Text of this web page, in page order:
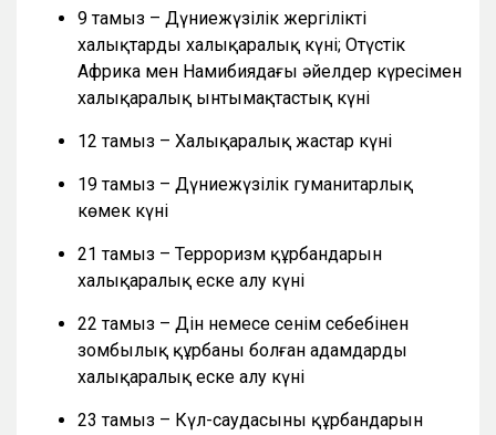
9 тамыз – Дүниежүзілік жергілікті
халықтардың халықаралық күні; Оңтүстік
Африка мен Намибиядағы әйелдер күресімен
халықаралық ынтымақтастық күні
12 тамыз – Халықаралық жастар күні
19 тамыз – Дүниежүзілік гуманитарлық
көмек күні
21 тамыз – Терроризм құрбандарын
халықаралық еске алу күні
22 тамыз – Дін немесе сенім себебінен
зомбылық құрбаны болған адамдарды
халықаралық еске алу күні
23 тамыз – Күл-саудасының құрбандарын